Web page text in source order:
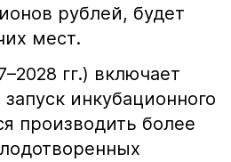
рублей, будет
мест.
гг.) включает
инкубационного
производить более